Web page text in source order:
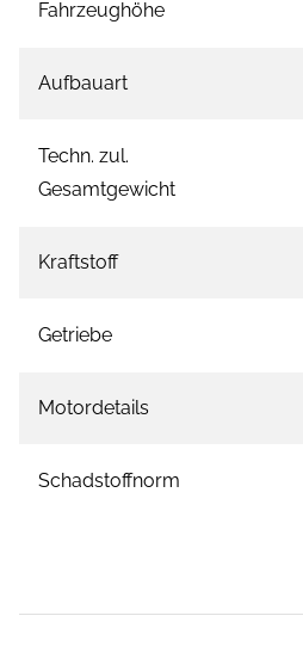
Fahrzeughöhe
Aufbauart
Techn. zul.
Gesamtgewicht
Kraftstoff
Getriebe
Motordetails
Schadstoffnorm